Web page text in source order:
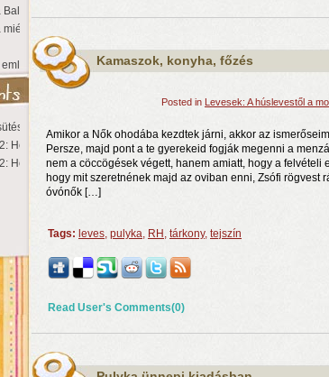
partján a nyár még tart!
a Sziget!
táj és irodalom találkozása a Mai Manó Házban
nélkül
Hollandia
Hollandia
Kamaszok, konyha, főzés
Posted in Levesek: A húslevestől a
Amikor a Nők ohodába kezdtek járni, akkor az
Persze, majd pont a te gyerekeid fogják megenni a
nem a cöccögések végett, hanem amiatt, hogy a felvételi
hogy mit szeretnének majd az oviban enni, Zsófi rögvest
óvónők […]
Tags: leves, pulyka, RH , tárkony, tejszín
Read User's Comments(0)